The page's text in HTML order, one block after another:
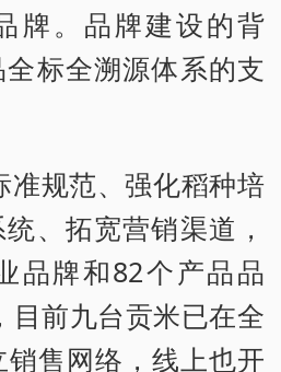
牌。品牌建设的背
标全溯源体系的支
准规范、强化稻种培
、拓宽营销渠道，
品牌和82个产品品
目前九台贡米已在全
售网络，线上也开